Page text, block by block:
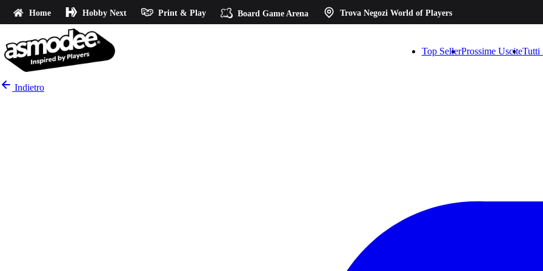
Home Hobby Next Print & Play Board Game Arena Trova Negozi World of Players
Top SellerProssime UsciteTutti
Indietro